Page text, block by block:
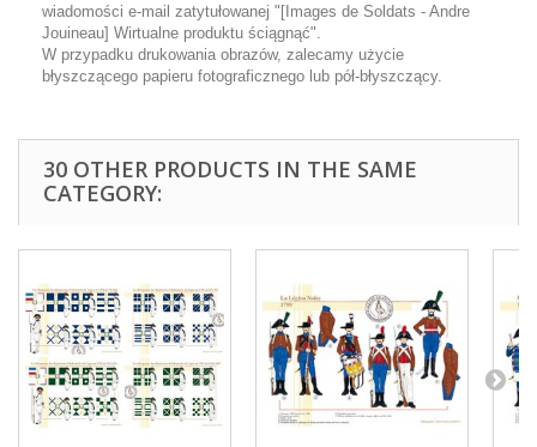
wiadomości e-mail zatytułowanej "[Images de Soldats - Andre
Jouineau] Wirtualne produktu ściągnąć".
W przypadku drukowania obrazów, zalecamy użycie
błyszczącego papieru fotograficznego lub pół-błyszczący.
30 OTHER PRODUCTS IN THE SAME
CATEGORY: